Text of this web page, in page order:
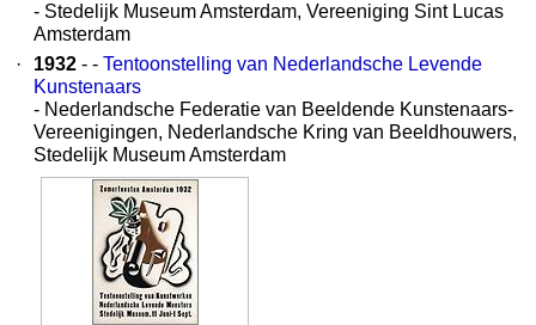
- Stedelijk Museum Amsterdam, Vereeniging Sint Lucas
Amsterdam
·
1932 - - Tentoonstelling van Nederlandsche Levende
Kunstenaars
- Nederlandsche Federatie van Beeldende Kunstenaars-
Vereenigingen, Nederlandsche Kring van Beeldhouwers,
Stedelijk Museum Amsterdam